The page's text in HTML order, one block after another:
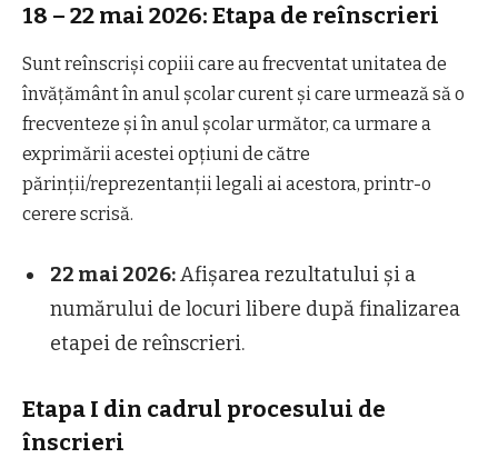
18 – 22 mai 2026: Etapa de reînscrieri
Sunt reînscriși copiii care au frecventat unitatea de
învățământ în anul școlar curent și care urmează să o
frecventeze și în anul școlar următor, ca urmare a
exprimării acestei opțiuni de către
părinții/reprezentanții legali ai acestora, printr-o
cerere scrisă.
22 mai 2026:Afișarea rezultatului și a
numărului de locuri libere după finalizarea
etapei de reînscrieri.
Etapa I din cadrul procesului de
înscrieri